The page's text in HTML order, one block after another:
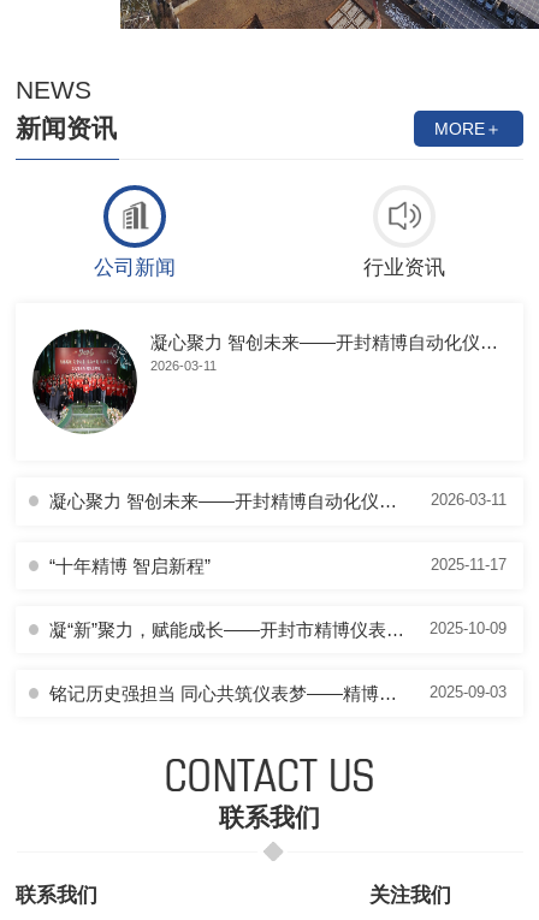
NEWS
新闻资讯
MORE＋
公司新闻 行业资讯
凝心聚力 智创未来——开封精博自动化仪表有限公司年会**落幕
2026-03-11
2026-03-11
凝心聚力 智创未来——开封精博自动化仪表有限公司年会**落幕
2025-11-17
“十年精博 智启新程”
2025-10-09
凝“新”聚力，赋能成长——开封市精博仪表开展2025年度拓展培训及团建活动
2025-09-03
铭记历史强担当 同心共筑仪表梦——精博仪表全体员工共观 9.3 大阅兵
联系我们
联系我们 关注我们